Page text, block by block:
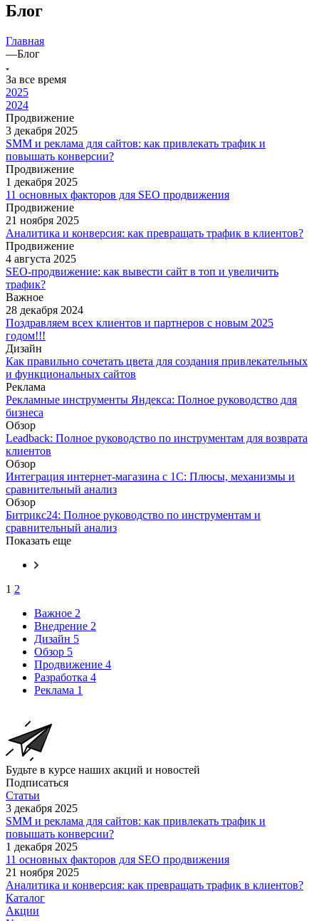
Блог
Главная
—Блог
За все время
2025
2024
Продвижение
3 декабря 2025
SMM и реклама для сайтов: как привлекать трафик и
повышать конверсии?
Продвижение
1 декабря 2025
11 основных факторов для SEO продвижения
Продвижение
21 ноября 2025
Аналитика и конверсия: как превращать трафик в клиентов?
Продвижение
4 августа 2025
SEO-продвижение: как вывести сайт в топ и увеличить
трафик?
Важное
28 декабря 2024
Поздравляем всех клиентов и партнеров с новым 2025
годом!!!
Дизайн
Как правильно сочетать цвета для создания привлекательных
и функциональных сайтов
Реклама
Рекламные инструменты Яндекса: Полное руководство для
бизнеса
Обзор
Leadback: Полное руководство по инструментам для возврата
клиентов
Обзор
Интеграция интернет-магазина с 1С: Плюсы, механизмы и
сравнительный анализ
Обзор
Битрикс24: Полное руководство по инструментам и
сравнительный анализ
Показать еще
1 2
Важное 2
Внедрение 2
Дизайн 5
Обзор 5
Продвижение 4
Разработка 4
Реклама 1
Будьте в курсе наших акций и новостей
Подписаться
Статьи
3 декабря 2025
SMM и реклама для сайтов: как привлекать трафик и
повышать конверсии?
1 декабря 2025
11 основных факторов для SEO продвижения
21 ноября 2025
Аналитика и конверсия: как превращать трафик в клиентов?
Каталог
Акции